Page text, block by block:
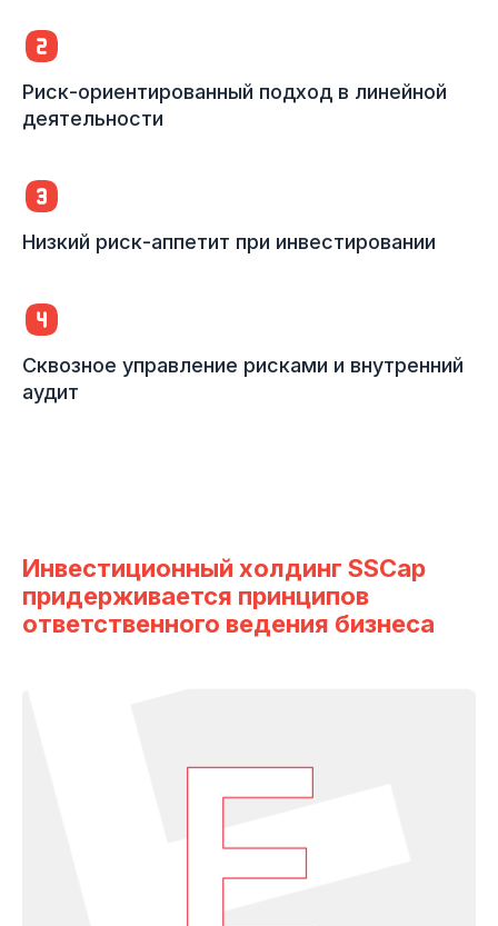
Риск-ориентированный подход в линейной
деятельности
Низкий риск-аппетит при инвестировании
Сквозное управление рисками и внутренний
аудит
Инвестиционный холдинг SSCap
придерживается принципов
ответственного ведения бизнеса